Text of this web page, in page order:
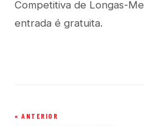
Competitiva de Longas-
entrada é gratuita.
Navegação
« ANTERIOR